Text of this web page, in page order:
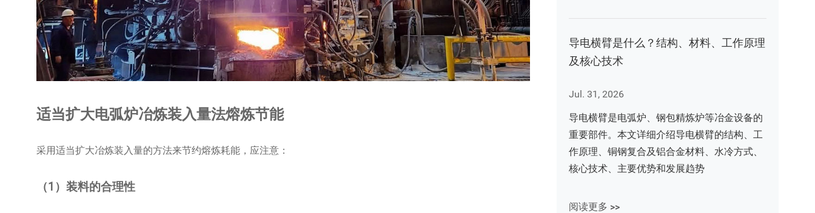
适当扩大电弧炉冶炼装入量法熔炼节能
采用适当扩大冶炼装入量的方法来节约熔炼耗能，应注意：
（1）装料的合理性
导电横臂是什么？结构、材料、工作原理
及核心技术
Jul. 31, 2026
导电横臂是电弧炉、钢包精炼炉等冶金设备的
重要部件。本文详细介绍导电横臂的结构、工
作原理、铜钢复合及铝合金材料、水冷方式、
核心技术、主要优势和发展趋势
阅读更多 >>